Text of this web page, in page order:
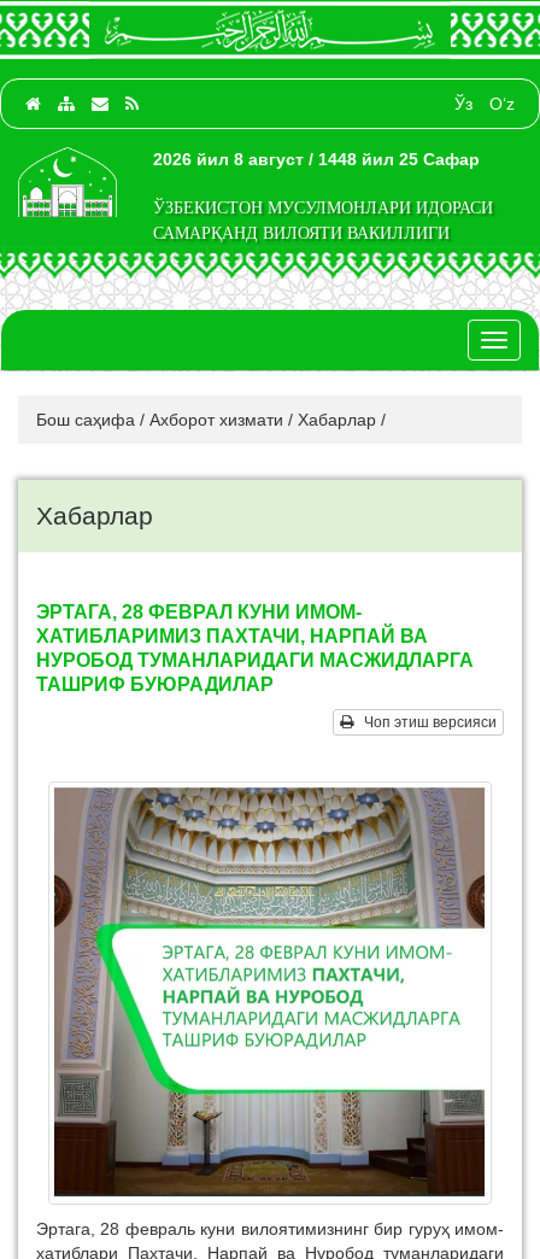
Ўз O‘z
2026 йил 8 август / 1448 йил 25 Сафар
ЎЗБЕКИСТОН МУСУЛМОНЛАРИ ИДОРАСИ
САМАРҚАНД ВИЛОЯТИ ВАКИЛЛИГИ
Бош саҳифа / Ахборот хизмати / Хабарлар /
Хабарлар
ЭРТАГА, 28 ФЕВРАЛ КУНИ ИМОМ-
ХАТИБЛАРИМИЗ ПАХТАЧИ, НАРПАЙ ВА
НУРОБОД ТУМАНЛАРИДАГИ МАСЖИДЛАРГА
ТАШРИФ БУЮРАДИЛАР
Чоп этиш версияси
Эртага, 28 февраль куни вилоятимизнинг бир гуруҳ имом-
хатиблари Пахтачи, Нарпай ва Нуробод туманларидаги